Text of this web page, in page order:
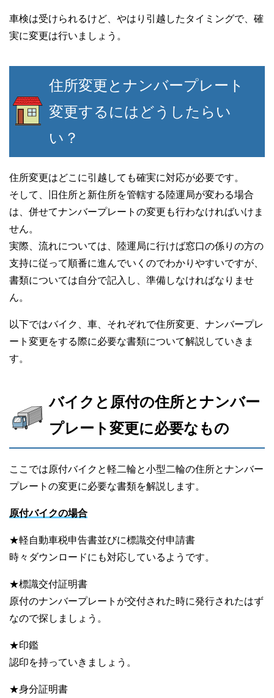
車検は受けられるけど、やはり引越したタイミングで、確
実に変更は行いましょう。
住所変更とナンバープレート
変更するにはどうしたらい
い？
住所変更はどこに引越しても確実に対応が必要です。
そして、旧住所と新住所を管轄する陸運局が変わる場合
は、併せてナンバープレートの変更も行わなければいけま
せん。
実際、流れについては、陸運局に行けば窓口の係りの方の
支持に従って順番に進んでいくのでわかりやすいですが、
書類については自分で記入し、準備しなければなりませ
ん。
以下ではバイク、車、それぞれで住所変更、ナンバープレ
ート変更をする際に必要な書類について解説していきま
す。
バイクと原付の住所とナンバー
プレート変更に必要なもの
ここでは原付バイクと軽二輪と小型二輪の住所とナンバー
プレートの変更に必要な書類を解説します。
原付バイクの場合
★軽自動車税申告書並びに標識交付申請書
時々ダウンロードにも対応しているようです。
★標識交付証明書
原付のナンバープレートが交付された時に発行されたはず
なので探しましょう。
★印鑑
認印を持っていきましょう。
★身分証明書